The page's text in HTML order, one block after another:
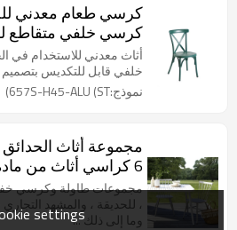
كرسي طعام معدني
كرسي خلفي متقاطع
أثاث معدني للاستخدام في
خلفي قابل للتكديس
نموذج:657S-H45-ALU (ST)
6 كراسي أثاث من مادة Alu المقاومة للماء
مجموعات طاولة وكرسي
، للحديقة ، والمشهد
وما إلى ذلك ...settings